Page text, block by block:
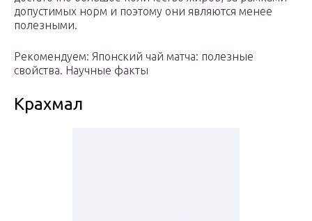
допустимых норм и поэтому они являются менее
полезными.
Рекомендуем: Японский чай матча: полезные
свойства. Научные факты
Крахмал